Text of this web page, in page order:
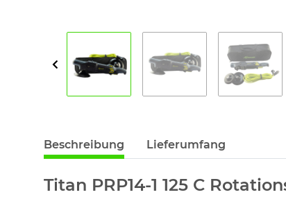
Beschreibung Lieferumfang
Titan PRP14-1 125 C